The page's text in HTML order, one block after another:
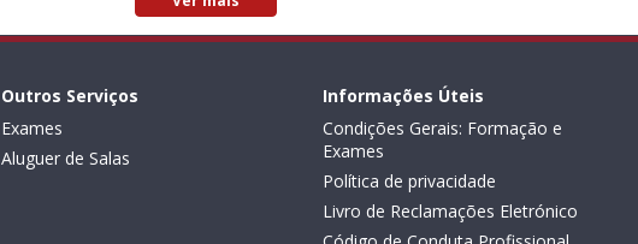
Outros Serviços
Exames
Aluguer de Salas
Informações Úteis
Condições Gerais: Formação e
Exames
Política de privacidade
Livro de Reclamações Eletrónico